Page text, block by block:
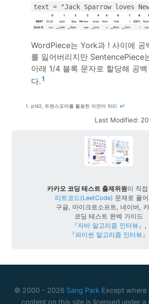
text = "Jack Sparrow loves
WordPiece는 York과 ! 사이에 공
를 잃어버리지만 SentencePiece
아래 1/4 블록 문자로 할당해 공
다.1
p142, 트랜스포머를 활용한 자연어 처리 ↩
Last Modified:
카카오 코딩 테스트 출제위원이 직
리트코드(LeetCode) 문제로 풀
구글, 마이크로소프트, 네이버,
코딩 테스트 완벽 가이드
『자바 알고리즘 인터뷰』 ,
『파이썬 알고리즘 인터뷰』
© 2000 - 2026 Sang Park Except
content on this site is licensed under a